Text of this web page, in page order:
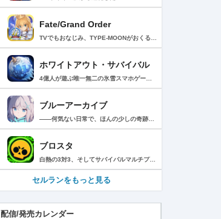
Fate/Grand Order
ホワイトアウト・サバイバル
ブルーアーカイブ
ブロスタ
白熱の3対3、そしてサバイバルマルチプレイを楽しめるモバイルゲーム！3分間で展開する様々なゲームモード… 友達と共闘するもよし、一人で戦うもよし。 強力な必殺技や特殊能力を持ったキャラクターを入手して、アップグレードしましょう。ユニークなスキンを集めれば、戦場でひときわ目立つこと間違いなし！ブロスタワールドの不思議なステージで、バトルを繰り広げましょう！ ブロスタは無料でダウンロードおよびプレイが可能ですが、一部のゲーム内アイテムを有料で購入いただくことも可能です（ランダムなアイテムを含む）。ゲーム内アイテムの有料購入を希望しない場合は、デバイスの設定からアプリ内課金を無効にしてください。 様々なゲームモードで戦おう エメラルドハント（3対3）：チームの仲間と共に敵チームに勝利！エメラルドを10個集めたら最後まで守り抜きましょう。倒されるとエメラルドも失います。 バトルロイヤル（ソロ/デュオ）：生き残りをかけたサバイバルモード。キャラクターのパワーアップを集めましょう。デュオまたはソロモードを選んだら、大混乱の戦場で最後まで生き延びた者が勝者となります。そして勝者がすべてを独り占めします！ ブロストライカー（3対3）：ひと味違うゲームモードです！サッカーの腕試しといきましょう。先に2ゴールを決めたチームが勝利します。なおレッドカードはありませんので、激しいバトルにご注意ください。 賞金稼ぎ（3対3）：敵を倒して星を獲得！自分の星も守り抜きましょう。より多くの星を集めたチームの勝利です。 強奪（3対3）：チームの金庫を守りながら、敵チームの金庫の破壊を目指します。ひっそりと前進したら、豪快にお宝までの道を切り拓きましょう！ 特別イベント：期間限定の特別な対人および対CPUゲームモードです。 チャンピオンシップチャレンジ：ブロスタのゲーム内予選に参加して、eスポーツの世界に飛び込みましょう！ キャラクターのアンロックとアップグレード 強力な必殺技や特殊能力を持ったキャラクターを集めて、アップグレードしましょう。キャラクターを強化して、ユニークなスキンを集めましょう。 ブロスタパス クエストやブロスタボックス、エメラルド、ピンズ、そしてブロスタパス限定スキンなど、特典が盛りだくさん！シーズンごとに特典は変わります。 MVPプレイヤーになろう ローカルのランキングを駆け上がり、あなたの強さを証明しましょう！ どんな時も進化しよう 新たなキャラクターやスキン、マップ、特別イベント、ゲームモードを探し求めましょう。 特徴： 3対3のリアルタイム対戦で世界中のプレイヤーとバトル 白熱のモバイル向けサバイバルマルチプレイ 独自の攻撃や必殺技を持った、強力な新キャラクターをアンロック 日々入れ替わるイベントとゲームモード バトルは一人でも、フレンドと一緒でもプレイ可能 グローバルまたはローカルのランキングを駆け上がろう 仲間とクラブを結成したり参加したりして、情報交換しながら共に戦おう スキンをアンロックしてキャラクターをカスタマイズ プレイヤーが作った攻略の難しい新マップ クラッシュ・オブ・クラン、クラッシュ・ロワイヤル、ブーム・ビーチの制作会社がお届けするバトルゲーム！ サポート： サポートが必要な際は、ゲーム内の設定の「ヘルプとサポート」からご連絡いただくか、http://supercell.helpshift.com/a/brawl-stars/をご覧ください。 プライバシーポリシー： http://supercell.com/en/privacy-policy/jp/ サービス利用規約： http://supercell.com/en/terms-of-service/jp/ 保護者の皆さまへ： http://supercell.com/en/parents/jp/
セルランをもっと見る
配信/発売カレンダー